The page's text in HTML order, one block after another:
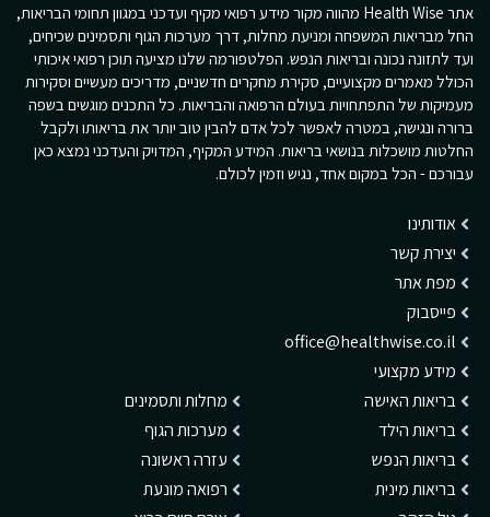
אתר Health Wise מהווה מקור מידע רפואי מקיף ועדכני במגוון תחומי הבריאות,
החל מבריאות המשפחה ומניעת מחלות, דרך מערכות הגוף ותסמינים שכיחים,
ועד לתזונה נכונה ובריאות הנפש. הפלטפורמה שלנו מציעה תוכן רפואי איכותי
הכולל מאמרים מקצועיים, סקירת מחקרים חדשניים, מדריכים מעשיים וסקירות
מעמיקות של התפתחויות בעולם הרפואה והבריאות. כל התכנים מוגשים בשפה
ברורה ונגישה, במטרה לאפשר לכל אדם להבין טוב יותר את בריאותו ולקבל
החלטות מושכלות בנושאי בריאות. המידע המקיף, המדויק והעדכני נמצא כאן
עבורכם - הכל במקום אחד, נגיש וזמין לכולם.
אודותינו
יצירת קשר
מפת אתר
פייסבוק
office@healthwise.co.il
מידע מקצועי
בריאות האישה
בריאות הילד
בריאות הנפש
בריאות מינית
מחלות ותסמינים
מערכות הגוף
עזרה ראשונה
רפואה מונעת